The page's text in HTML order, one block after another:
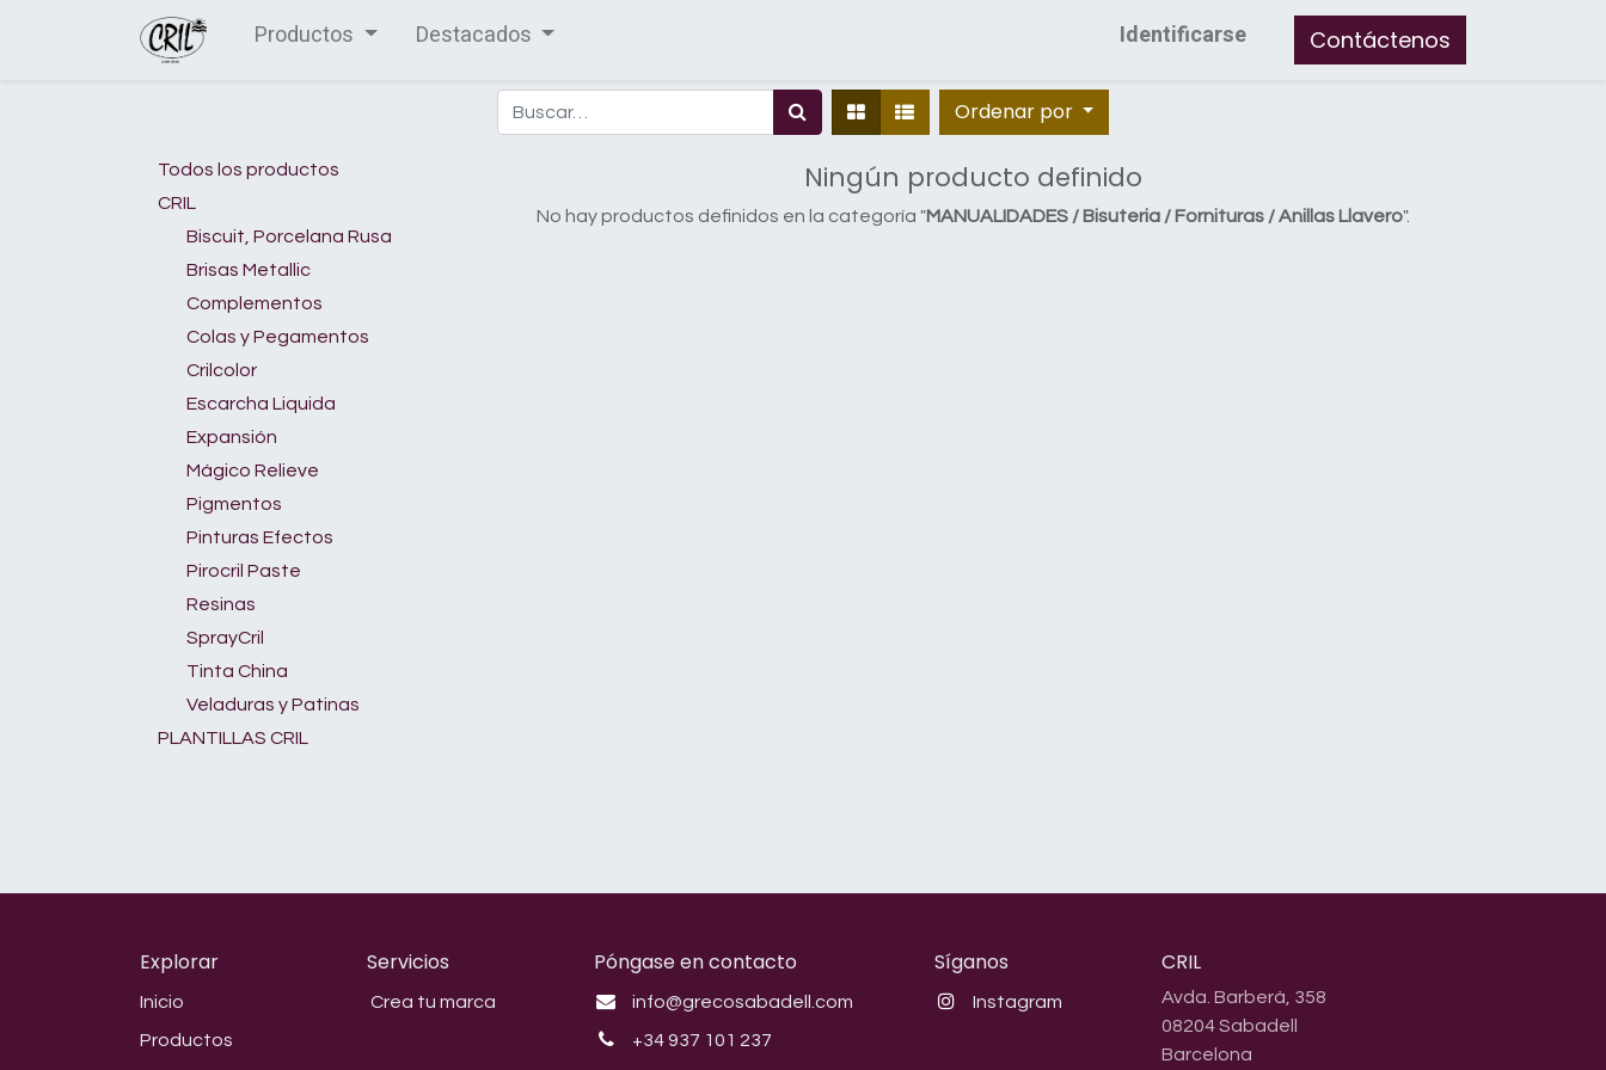
Productos Destacados Identificarse Contáctenos
Ordenar por
Todos los productos
CRIL
Biscuit, Porcelana Rusa
Brisas Metallic
Complementos
Colas y Pegamentos
Crilcolor
Escarcha Liquida
Expansión
Mágico Relieve
Pigmentos
Pinturas Efectos
Pirocril Paste
Resinas
SprayCril
Tinta China
Veladuras y Patinas
PLANTILLAS CRIL
Ningún producto definido
No hay productos definidos en la categoría "MANUALIDADES / Bisuteria / Fornituras / Anillas Llavero".
Explorar
Inicio
Productos
Servicios
Crea tu marca
Póngase en contacto
info@grecosabadell.com
+34 937 101 237
Síganos
Instagram
CRIL
Avda. Barberà, 358
08204 Sabadell
Barcelona